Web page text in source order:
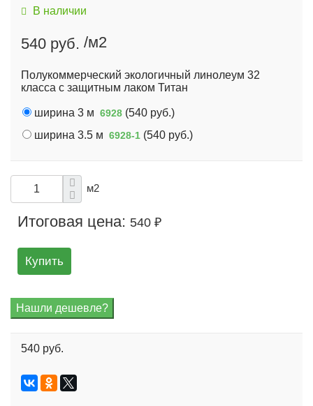
В наличии
540 руб. /м2
Полукоммерческий экологичный линолеум 32
класса с защитным лаком Титан
ширина 3 м 6928 (540 руб.)
ширина 3.5 м 6928-1 (540 руб.)
м2
Итоговая цена: 540 ₽
Купить
540 руб.